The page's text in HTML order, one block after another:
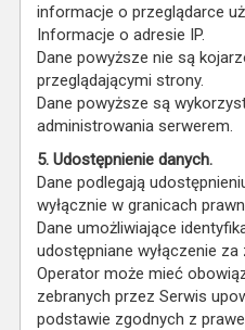
informacje o przeglądarce
Informacje o adresie IP.
Dane powyższe nie są
przeglądającymi strony.
Dane powyższe są
administrowania serwerem.
5. Udostępnienie danych.
Dane podlegają
wyłącznie w granicach
Dane umożliwiające
udostępniane wyłączenie
Operator może mieć
zebranych przez Serwis
podstawie zgodnych z